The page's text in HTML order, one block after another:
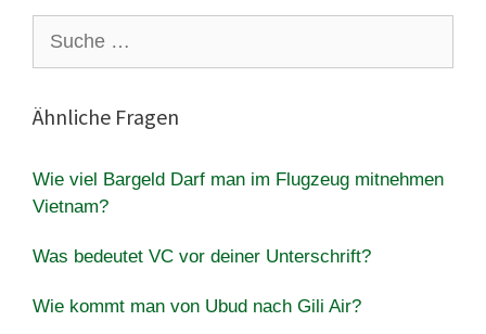
nach:
Ähnliche Fragen
Wie viel Bargeld Darf man im Flugzeug mitnehmen
Vietnam?
Was bedeutet VC vor deiner Unterschrift?
Wie kommt man von Ubud nach Gili Air?